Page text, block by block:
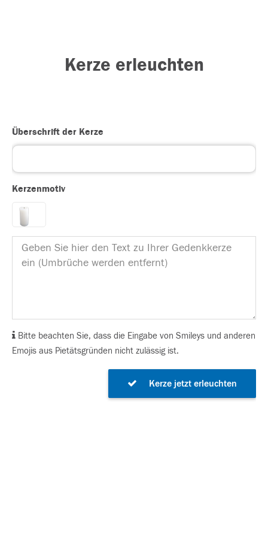
Kerze erleuchten
Überschrift der Kerze
Kerzenmotiv
Bitte beachten Sie, dass die Eingabe von Smileys und anderen
Emojis aus Pietätsgründen nicht zulässig ist.
Kerze jetzt erleuchten